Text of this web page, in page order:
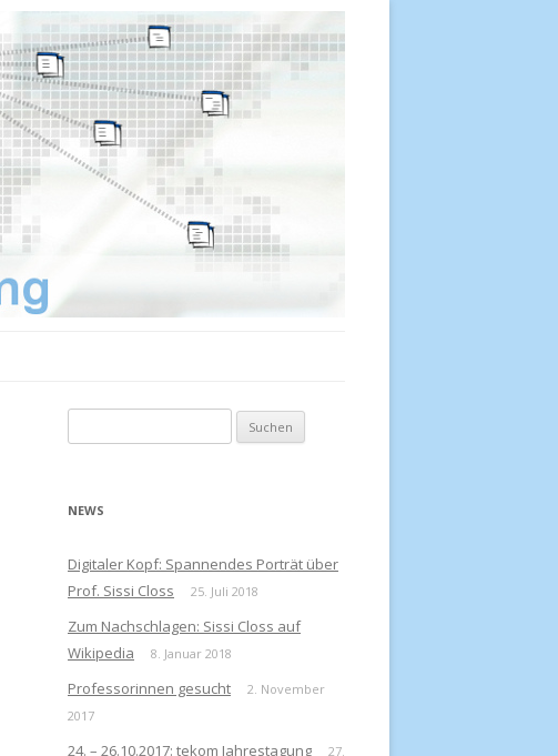
NEWS
Digitaler Kopf: Spannendes Porträt über
Prof. Sissi Closs
25. Juli 2018
Zum Nachschlagen: Sissi Closs auf
Wikipedia
8. Januar 2018
Professorinnen gesucht
2. November
2017
24. – 26.10.2017: tekom Jahrestagung
27.